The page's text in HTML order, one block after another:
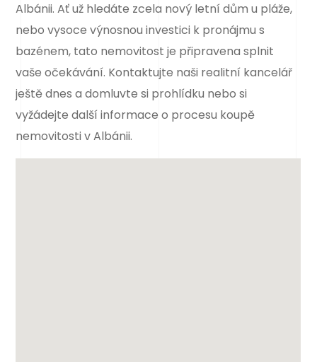
Albánii. Ať už hledáte zcela nový letní dům u pláže,
nebo vysoce výnosnou investici k pronájmu s
bazénem, tato nemovitost je připravena splnit
vaše očekávání. Kontaktujte naši realitní kancelář
ještě dnes a domluvte si prohlídku nebo si
vyžádejte další informace o procesu koupě
nemovitosti v Albánii.